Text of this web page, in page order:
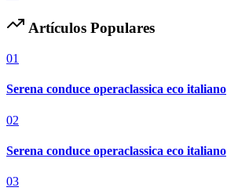
Artículos Populares
01
Serena conduce operaclassica eco italiano
02
Serena conduce operaclassica eco italiano
03